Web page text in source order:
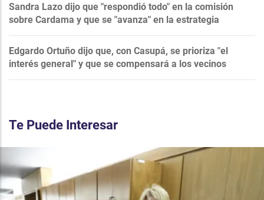
Sandra Lazo dijo que "respondió todo" en la comisión
sobre Cardama y que se "avanza" en la estrategia
Edgardo Ortuño dijo que, con Casupá, se prioriza "el
interés general" y que se compensará a los vecinos
Te Puede Interesar